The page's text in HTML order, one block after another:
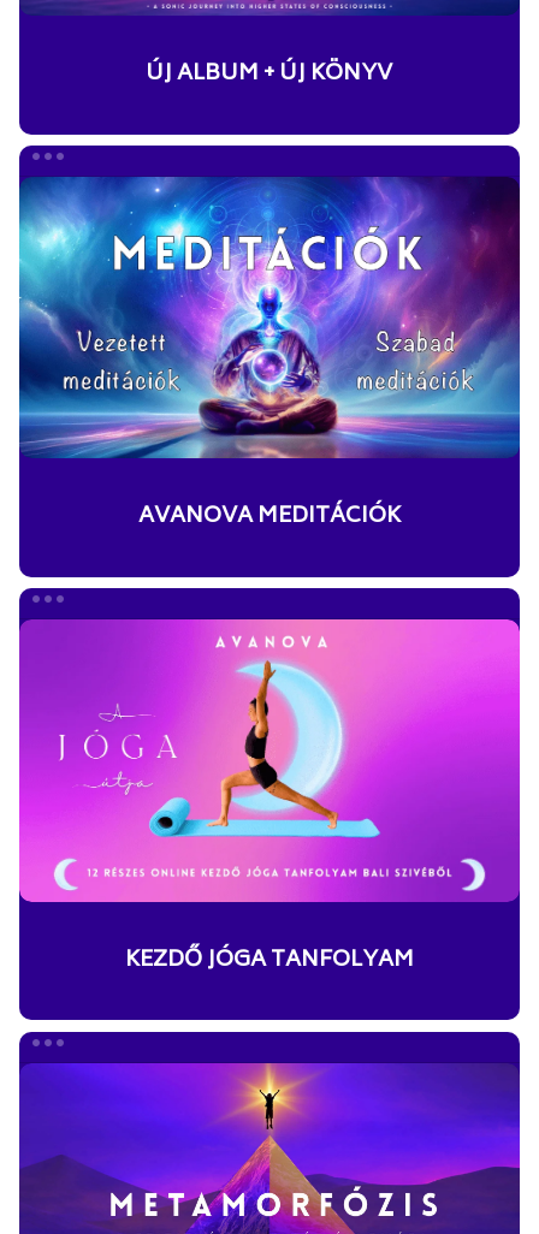
ÚJ ALBUM + ÚJ KÖNYV
MEDITÁCIÓK
AVANOVA MEDITÁCIÓK
JÓGA
TANFOLYAM
KEZDŐ JÓGA TANFOLYAM
TANFOLYAM